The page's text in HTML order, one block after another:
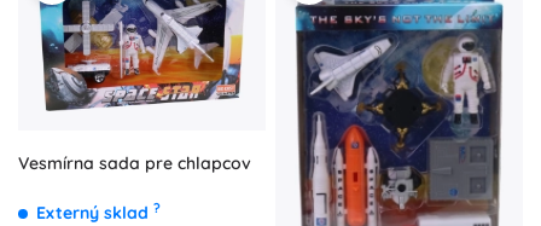
Vesmírna sada pre chlapcov
Externý sklad ?